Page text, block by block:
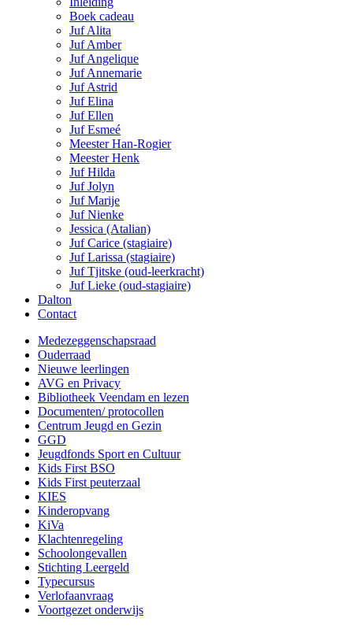
Boek cadeau
Juf Alita
Juf Amber
Juf Angelique
Juf Annemarie
Juf Astrid
Juf Elina
Juf Ellen
Juf Esmeé
Meester Han-Rogier
Meester Henk
Juf Hilda
Juf Jolyn
Juf Marije
Juf Nienke
Jessica (Atalian)
Juf Carice (stagiaire)
Juf Larissa (stagiaire)
Juf Tjitske (oud-leerkracht)
Juf Lieke (oud-stagiaire)
Dalton
Contact
Medezeggenschapsraad
Ouderraad
Nieuwe leerlingen
AVG en Privacy
Bibliotheek Veendam en lezen
Documenten/ protocollen
Centrum Jeugd en Gezin
GGD
Jeugdfonds Sport en Cultuur
Kids First BSO
Kids First peuterzaal
KIES
Kinderopvang
KiVa
Klachtenregeling
Schoolongevallen
Stichting Leergeld
Typecursus
Verlofaanvraag
Voortgezet onderwijs